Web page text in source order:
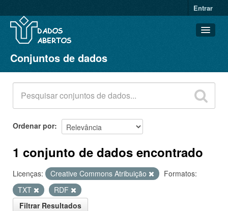
Entrar
Conjuntos de dados
Organizações
Grupos
Sobre
Conjuntos de dados
Ordenar por
1 conjunto de dados encontrado
Licenças: Creative Commons Atribuição
Formatos:
TXT
RDF
Filtrar Resultados